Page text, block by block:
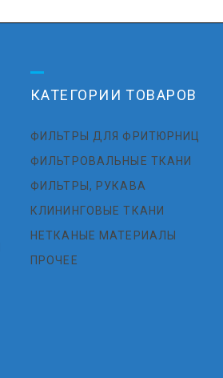
КАТЕГОРИИ ТОВАРОВ
ФИЛЬТРЫ ДЛЯ ФРИТЮРНИЦ
ФИЛЬТРОВАЛЬНЫЕ ТКАНИ
ФИЛЬТРЫ, РУКАВА
КЛИНИНГОВЫЕ ТКАНИ
НЕТКАНЫЕ МАТЕРИАЛЫ
ПРОЧЕЕ